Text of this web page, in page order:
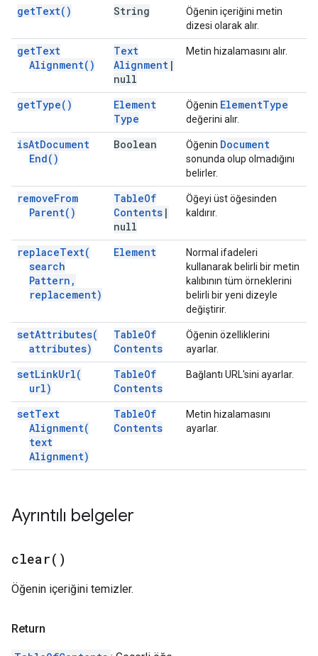
getText( ) String
Öğenin içeriğini metin
dizesi olarak alır.
getText
Alignment( )
Text
Alignment |
null
Metin hizalamasını alır.
getType( )
Element
Type
Öğenin ElementType
değerini alır.
isAtDocument
End( )
Boolean Öğenin Document
sonunda olup olmadığını
belirler.
removeFrom
Parent( )
TableOf
Contents |
null
Öğeyi üst öğesinden
kaldırır.
replaceText(
search
Pattern ,
replacement)
Element
Normal ifadeleri
kullanarak belirli bir metin
kalıbının tüm örneklerini
belirli bir yeni dizeyle
değiştirir.
setAttributes(
attributes)
TableOf
Contents
Öğenin özelliklerini
ayarlar.
setLinkUrl(
url)
TableOf
Contents
Bağlantı URL'sini ayarlar.
setText
Alignment(
text
Alignment)
TableOf
Contents
Metin hizalamasını
ayarlar.
Ayrıntılı belgeler
clear( )
Öğenin içeriğini temizler.
Return